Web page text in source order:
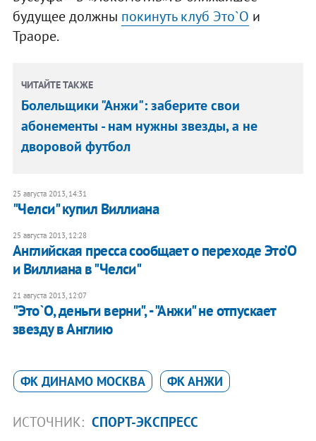
будущее должны покинуть клуб Это`О и
Траоре.
ЧИТАЙТЕ ТАКЖЕ
Болельщики "Анжи": заберите свои
абонементы - нам нужны звезды, а не
дворовой футбол
25 августа 2013, 14:31
"Челси" купил Виллиана
25 августа 2013, 12:28
Английская пресса сообщает о переходе Это’О
и Виллиана в "Челси"
21 августа 2013, 12:07
"Это`О, деньги верни", - "Анжи" не отпускает
звезду в Англию
ФК ДИНАМО МОСКВА ФК АНЖИ
ИСТОЧНИК: СПОРТ-ЭКСПРЕСС